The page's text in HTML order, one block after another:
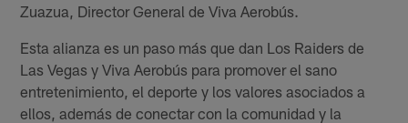
Zuazua, Director General de Viva Aerobús.
Esta alianza es un paso más que dan Los Raiders de
Las Vegas y Viva Aerobús para promover el sano
entretenimiento, el deporte y los valores asociados a
ellos, además de conectar con la comunidad y la